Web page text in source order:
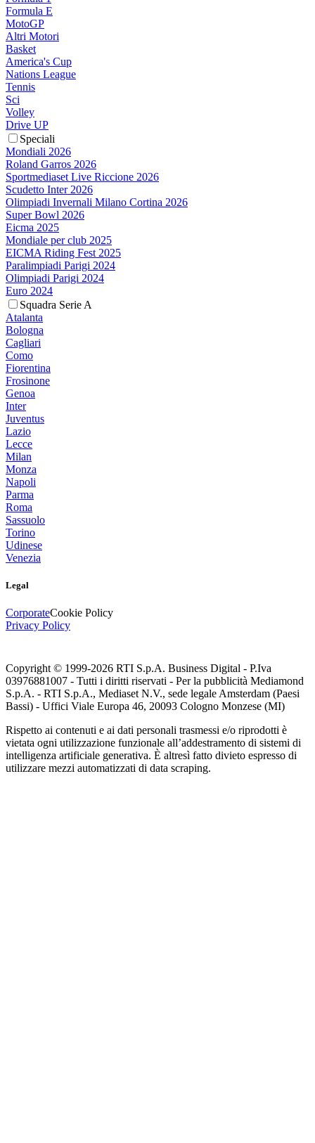
Formula E
MotoGP
Altri Motori
Basket
America's Cup
Nations League
Tennis
Sci
Volley
Drive UP
Speciali
Mondiali 2026
Roland Garros 2026
Sportmediaset Live Riccione 2026
Scudetto Inter 2026
Olimpiadi Invernali Milano Cortina 2026
Super Bowl 2026
Eicma 2025
Mondiale per club 2025
EICMA Riding Fest 2025
Paralimpiadi Parigi 2024
Olimpiadi Parigi 2024
Euro 2024
Squadra Serie A
Atalanta
Bologna
Cagliari
Como
Fiorentina
Frosinone
Genoa
Inter
Juventus
Lazio
Lecce
Milan
Monza
Napoli
Parma
Roma
Sassuolo
Torino
Udinese
Venezia
Legal
CorporateCookie Policy
Privacy Policy
Copyright © 1999-2026 RTI S.p.A. Business Digital - P.Iva
03976881007 - Tutti i diritti riservati - Per la pubblicità Mediamond
S.p.A. - RTI S.p.A., Mediaset N.V., sede legale Amsterdam (Paesi
Bassi) - Uffici Viale Europa 46, 20093 Cologno Monzese (MI)
Rispetto ai contenuti e ai dati personali trasmessi e/o riprodotti è
vietata ogni utilizzazione funzionale all’addestramento di sistemi di
intelligenza artificiale generativa. È altresì fatto divieto espresso di
utilizzare mezzi automatizzati di data scraping.